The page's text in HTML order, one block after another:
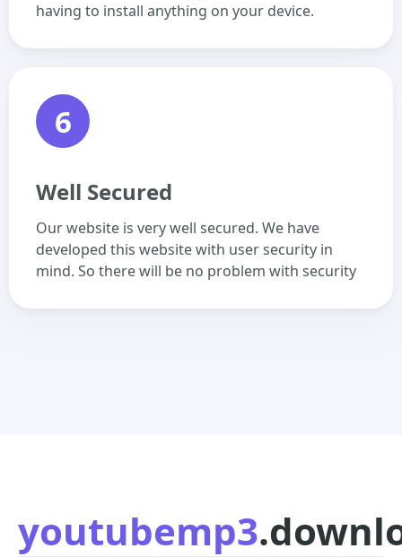
having to install anything on your device.
6
Well Secured
Our website is very well secured. We have
developed this website with user security in
mind. So there will be no problem with security
youtubemp3